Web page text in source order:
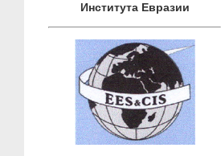
Института Евразии